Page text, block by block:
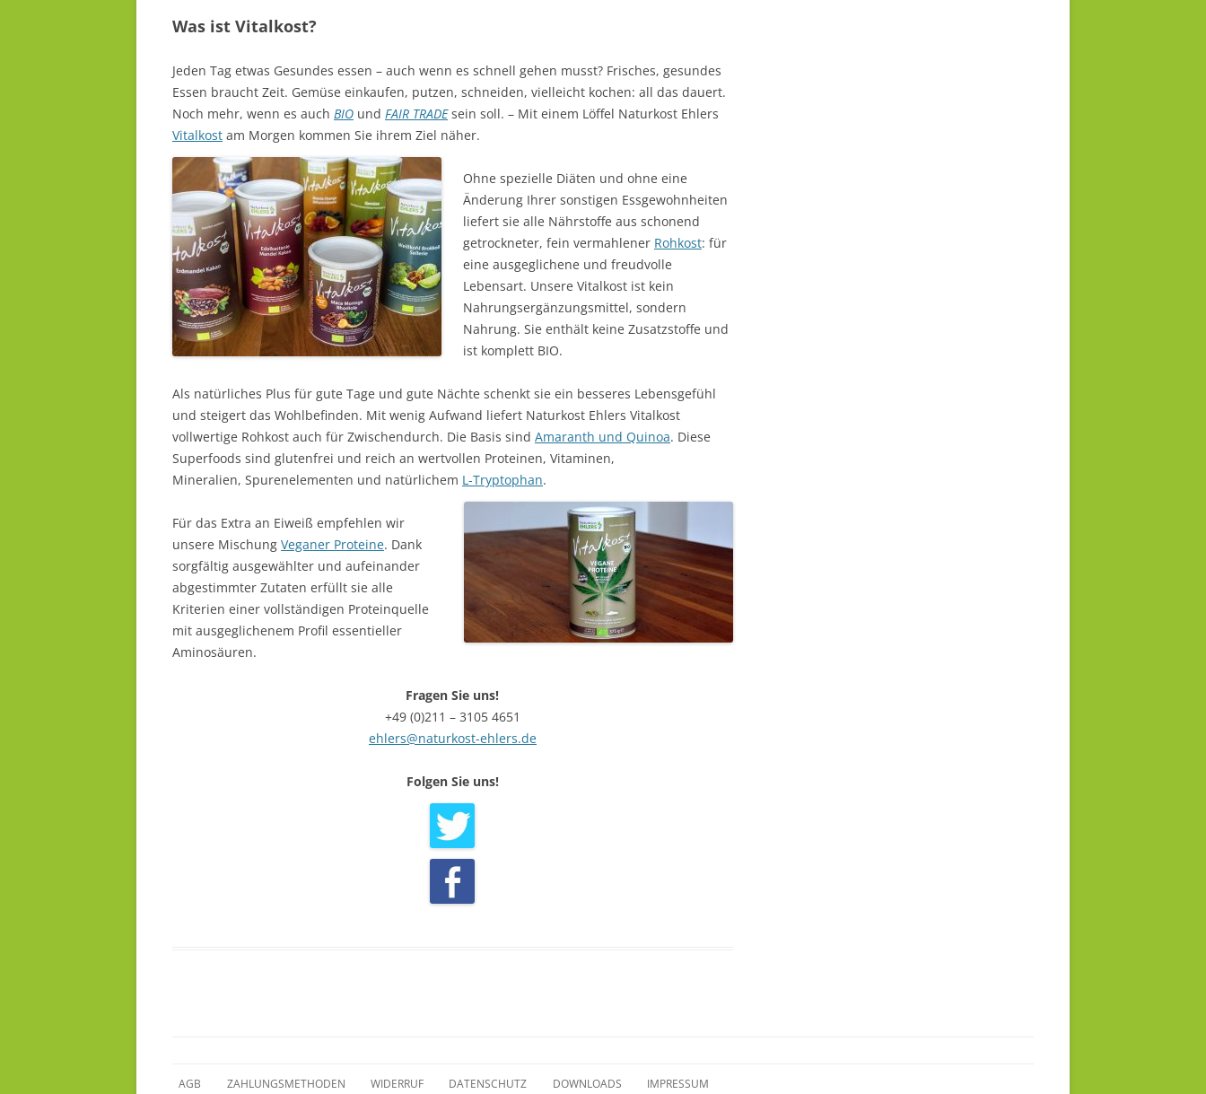
Was ist Vitalkost?
Jeden Tag etwas Gesundes essen – auch wenn es schnell gehen musst? Frisches, gesundes
Essen braucht Zeit. Gemüse einkaufen, putzen, schneiden, vielleicht kochen: all das dauert.
Noch mehr, wenn es auch BIO und FAIR TRADEsein soll. – Mit einem Löffel Naturkost Ehlers
Vitalkost am Morgen kommen Sie ihrem Ziel näher.
Ohne spezielle Diäten und ohne eine
Änderung Ihrer sonstigen Essgewohnheiten
liefert sie alle Nährstoffe aus schonend
getrockneter, fein vermahlener Rohkost: für
eine ausgeglichene und freudvolle
Lebensart. Unsere Vitalkost ist kein
Nahrungsergänzungsmittel, sondern
Nahrung. Sie enthält keine Zusatzstoffe und
ist komplett BIO.
Als natürliches Plus für gute Tage und gute Nächte schenkt sie ein besseres Lebensgefühl
und steigert das Wohlbefinden. Mit wenig Aufwand liefert Naturkost Ehlers Vitalkost
vollwertige Rohkost auch für Zwischendurch. Die Basis sind Amaranth und Quinoa. Diese
Superfoods sind glutenfrei und reich an wertvollen Proteinen, Vitaminen,
Mineralien, Spurenelementen und natürlichem L-Tryptophan.
Für das Extra an Eiweiß empfehlen wir
unsere Mischung Veganer Proteine. Dank
sorgfältig ausgewählter und aufeinander
abgestimmter Zutaten erfüllt sie alle
Kriterien einer vollständigen Proteinquelle
mit ausgeglichenem Profil essentieller
Aminosäuren.
Fragen Sie uns!
+49 (0)211 – 3105 4651
ehlers@naturkost-ehlers.de
Folgen Sie uns!
AGB ZAHLUNGSMETHODEN WIDERRUF DATENSCHUTZ DOWNLOADS IMPRESSUM